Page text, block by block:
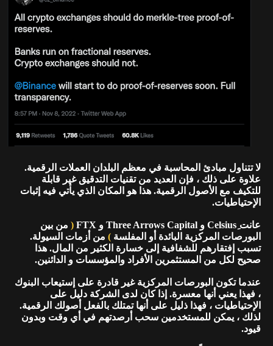
لا تتناول مبادئ المحاسبة في معظم البلدان العملات الرقمية.
علاوة على ذلك ، فإن العديد من تقنيات التدقيق غير قابلة
للتكيف مع الأصول الرقمية. هذا هو المكان الذي يأتي فيه إثبات
الإحتياطيات.
عانت ِCelsius و Three Arrows Capital و FTX ( من بين
البورصات المركزية البائدة أو المفلسة ) من أزمات السيولة.
تسبب إفتقارهم للشفافية إلى خسارة الكثير من المال. هذا
صحيح لكل من المستثمرين الأفراد والمؤسسات و الدائنين.
عندما تكون البورصات المركزية غير قادرة على إستيعاب البنوك
، فهذا يعني أنها معسرة. إذا كان لدى الشركة دليل على
الإحتياطيات ، فهذا ذليل على أنها تمتلك بالفعل أصولك الرقمية.
لذلك ، يمكن للمستخدمين سحب أرصدتهم في أي وقت وبدون
قيود.